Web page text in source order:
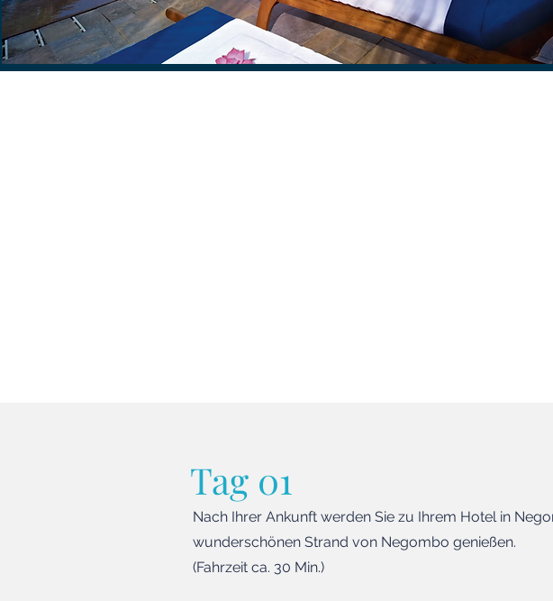
Tag 01
Nach Ihrer Ankunft werden Sie zu Ihrem Hotel in
wunderschönen Strand von Negombo genießen.
(Fahrzeit ca. 30 Min.)